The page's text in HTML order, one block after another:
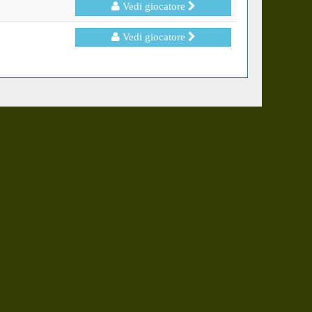
Vedi giocatore
Vedi giocatore